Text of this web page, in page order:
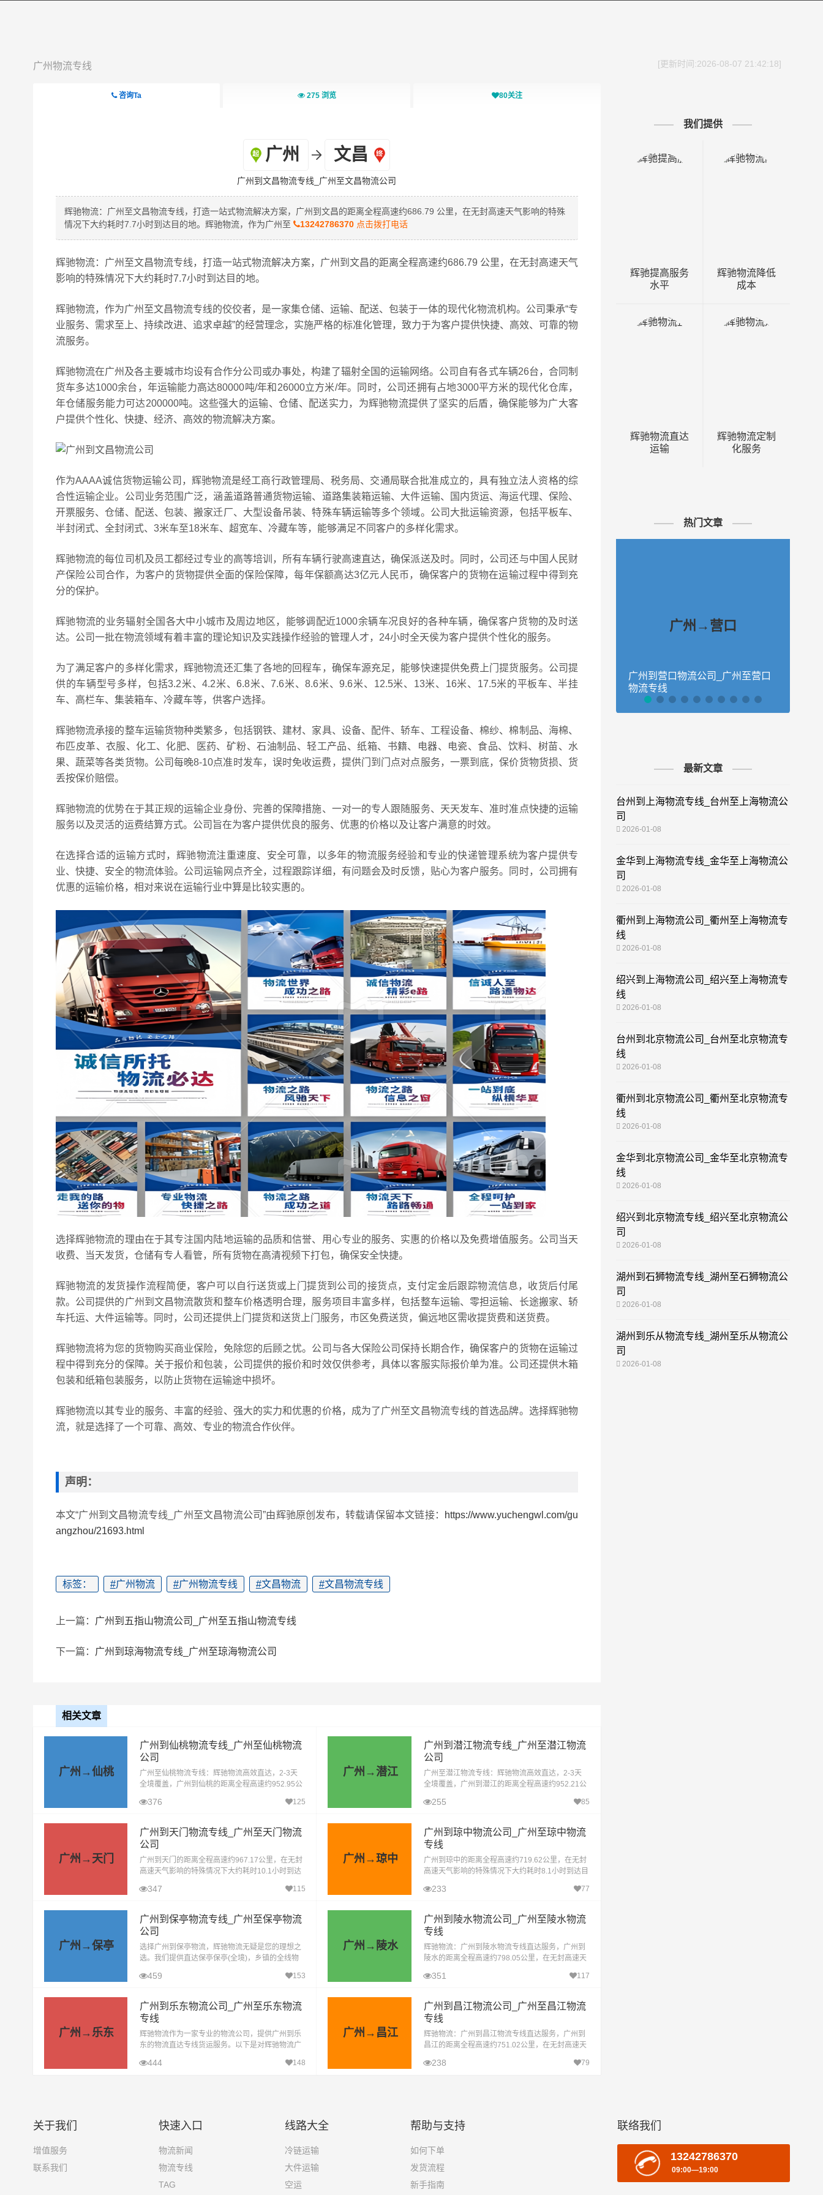
广州物流专线 [更新时间:2026-08-07 21:42:18]
咨询Ta 275 浏览 80关注
广州 文昌
广州到文昌物流专线_广州至文昌物流公司
辉驰物流：广州至文昌物流专线，打造一站式物流解决方案，广州到文昌的距离全程高速约686.79 公里，在无封高速天气影响的特殊
情况下大约耗时7.7小时到达目的地。辉驰物流，作为广州至
13242786370点击拨打电话
辉驰物流：广州至文昌物流专线，打造一站式物流解决方案，广州到文昌的距离全程高速约686.79 公里，在无封高速天气
影响的特殊情况下大约耗时7.7小时到达目的地。
辉驰物流，作为广州至文昌物流专线的佼佼者，是一家集仓储、运输、配送、包装于一体的现代化物流机构。公司秉承“专
业服务、需求至上、持续改进、追求卓越”的经营理念，实施严格的标准化管理，致力于为客户提供快捷、高效、可靠的物
流服务。
辉驰物流在广州及各主要城市均设有合作分公司或办事处，构建了辐射全国的运输网络。公司自有各式车辆26台，合同制
货车多达1000余台，年运输能力高达80000吨/年和26000立方米/年。同时，公司还拥有占地3000平方米的现代化仓库，
年仓储服务能力可达200000吨。这些强大的运输、仓储、配送实力，为辉驰物流提供了坚实的后盾，确保能够为广大客
户提供个性化、快捷、经济、高效的物流解决方案。
作为AAAA诚信货物运输公司，辉驰物流是经工商行政管理局、税务局、交通局联合批准成立的，具有独立法人资格的综
合性运输企业。公司业务范围广泛，涵盖道路普通货物运输、道路集装箱运输、大件运输、国内货运、海运代理、保险、
开票服务、仓储、配送、包装、搬家迁厂、大型设备吊装、特殊车辆运输等多个领域。公司大批运输资源，包括平板车、
半封闭式、全封闭式、3米车至18米车、超宽车、冷藏车等，能够满足不同客户的多样化需求。
辉驰物流的每位司机及员工都经过专业的高等培训，所有车辆行驶高速直达，确保派送及时。同时，公司还与中国人民财
产保险公司合作，为客户的货物提供全面的保险保障，每年保额高达3亿元人民币，确保客户的货物在运输过程中得到充
分的保护。
辉驰物流的业务辐射全国各大中小城市及周边地区，能够调配近1000余辆车况良好的各种车辆，确保客户货物的及时送
达。公司一批在物流领域有着丰富的理论知识及实践操作经验的管理人才，24小时全天侯为客户提供个性化的服务。
为了满足客户的多样化需求，辉驰物流还汇集了各地的回程车，确保车源充足，能够快速提供免费上门提货服务。公司提
供的车辆型号多样，包括3.2米、4.2米、6.8米、7.6米、8.6米、9.6米、12.5米、13米、16米、17.5米的平板车、半挂
车、高栏车、集装箱车、冷藏车等，供客户选择。
辉驰物流承接的整车运输货物种类繁多，包括钢铁、建材、家具、设备、配件、轿车、工程设备、棉纱、棉制品、海棉、
布匹皮革、衣服、化工、化肥、医药、矿粉、石油制品、轻工产品、纸箱、书籍、电器、电瓷、食品、饮料、树苗、水
果、蔬菜等各类货物。公司每晚8-10点准时发车，误时免收运费，提供门到门点对点服务，一票到底，保价货物货损、货
丢按保价赔偿。
辉驰物流的优势在于其正规的运输企业身份、完善的保障措施、一对一的专人跟随服务、天天发车、准时准点快捷的运输
服务以及灵活的运费结算方式。公司旨在为客户提供优良的服务、优惠的价格以及让客户满意的时效。
在选择合适的运输方式时，辉驰物流注重速度、安全可靠，以多年的物流服务经验和专业的快递管理系统为客户提供专
业、快捷、安全的物流体验。公司运输网点齐全，过程跟踪详细，有问题会及时反馈，贴心为客户服务。同时，公司拥有
优惠的运输价格，相对来说在运输行业中算是比较实惠的。
选择辉驰物流的理由在于其专注国内陆地运输的品质和信誉、用心专业的服务、实惠的价格以及免费增值服务。公司当天
收费、当天发货，仓储有专人看管，所有货物在高清视频下打包，确保安全快捷。
辉驰物流的发货操作流程简便，客户可以自行送货或上门提货到公司的接货点，支付定金后跟踪物流信息，收货后付尾
款。公司提供的广州到文昌物流散货和整车价格透明合理，服务项目丰富多样，包括整车运输、零担运输、长途搬家、轿
车托运、大件运输等。同时，公司还提供上门提货和送货上门服务，市区免费送货，偏远地区需收提货费和送货费。
辉驰物流将为您的货物购买商业保险，免除您的后顾之忧。公司与各大保险公司保持长期合作，确保客户的货物在运输过
程中得到充分的保障。关于报价和包装，公司提供的报价和时效仅供参考，具体以客服实际报价单为准。公司还提供木箱
包装和纸箱包装服务，以防止货物在运输途中损坏。
辉驰物流以其专业的服务、丰富的经验、强大的实力和优惠的价格，成为了广州至文昌物流专线的首选品牌。选择辉驰物
流，就是选择了一个可靠、高效、专业的物流合作伙伴。
声明：
本文“广州到文昌物流专线_广州至文昌物流公司”由辉驰原创发布，转载请保留本文链接：
https://www.yuchengwl.com/gu
angzhou/21693.html
标签： #广州物流 #广州物流专线 #文昌物流 #文昌物流专线
上一篇： 广州到五指山物流公司_广州至五指山物流专线
下一篇： 广州到琼海物流专线_广州至琼海物流公司
相关文章
广州→仙桃
广州到仙桃物流专线_广州至仙桃物流
公司
广州至仙桃物流专线：辉驰物流高效直达，2-3天
全境覆盖，广州到仙桃的距离全程高速约952.95公
2小时到达目的地。广州辉驰物流公司专
376 125
广州→潜江
广州到潜江物流专线_广州至潜江物流
公司
广州至潜江物流专线：辉驰物流高效直达，2-3天
全境覆盖，广州到潜江的距离全程高速约952.21公
小时到达目的地。广州辉驰物流公司专
255 85
广州→天门
广州到天门物流专线_广州至天门物流
公司
广州到天门的距离全程高速约967.17公里，在无封
高速天气影响的特殊情况下大约耗时10.1小时到达
物流专线，是一条高效、便捷的物
347 115
广州→琼中
广州到琼中物流公司_广州至琼中物流
专线
广州到琼中的距离全程高速约719.62公里，在无封
高速天气影响的特殊情况下大约耗时8.1小时到达目
全的服务，成为了广州到琼中物流
233 77
广州→保亭
广州到保亭物流专线_广州至保亭物流
公司
选择广州到保亭物流，辉驰物流无疑是您的理想之
选。我们提供直达保亭保亭(全境)，乡镇的全线物
地送达目的地。若您有广州至保亭的物流
459 153
广州→陵水
广州到陵水物流公司_广州至陵水物流
专线
辉驰物流：广州到陵水物流专线直达服务，广州到
陵水的距离全程高速约798.05公里，在无封高速天
辉驰物流，作为一家深耕物流领域多年的
351 117
广州→乐东
广州到乐东物流公司_广州至乐东物流
专线
辉驰物流作为一家专业的物流公司，提供广州到乐
东的物流直达专线货运服务。以下是对辉驰物流广
种类辉驰物流拥有丰富的物流资源和
444 148
广州→昌江
广州到昌江物流公司_广州至昌江物流
专线
辉驰物流：广州到昌江物流专线直达服务，广州到
昌江的距离全程高速约751.02公里，在无封高速天
辉驰物流，作为一家深耕物流领域多年
238 79
我们提供
辉驰提高服务
水平
辉驰物流降低
成本
辉驰物流直达
运输
辉驰物流定制
化服务
热门文章
广州→营口
广州到营口物流公司_广州至营口
物流专线
最新文章
台州到上海物流专线_台州至上海物流公
司
2026-01-08
金华到上海物流专线_金华至上海物流公
司
2026-01-08
衢州到上海物流公司_衢州至上海物流专
线
2026-01-08
绍兴到上海物流公司_绍兴至上海物流专
线
2026-01-08
台州到北京物流公司_台州至北京物流专
线
2026-01-08
衢州到北京物流公司_衢州至北京物流专
线
2026-01-08
金华到北京物流公司_金华至北京物流专
线
2026-01-08
绍兴到北京物流专线_绍兴至北京物流公
司
2026-01-08
湖州到石狮物流专线_湖州至石狮物流公
司
2026-01-08
湖州到乐从物流专线_湖州至乐从物流公
司
2026-01-08
关于我们
增值服务
联系我们
快速入口
物流新闻
物流专线
TAG
线路大全
冷链运输
大件运输
空运
帮助与支持
如何下单
发货流程
新手指南
联络我们
13242786370
09:00—19:00